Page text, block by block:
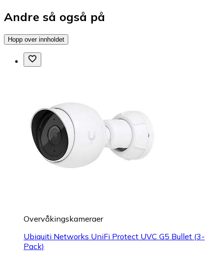
Andre så også på
Hopp over innholdet
Overvåkings­kameraer
Ubiquiti Networks UniFi Protect UVC G5 Bullet (3-
Pack)